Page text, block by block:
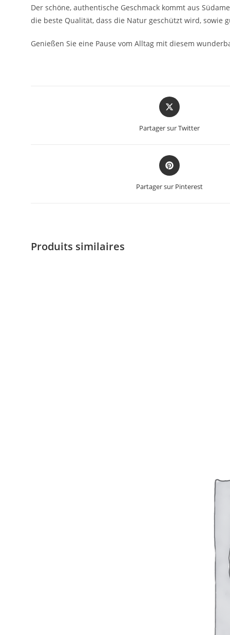
Der schöne, authentische Geschmack kommt aus
die beste Qualität, dass die Natur geschützt wird, sowie
Genießen Sie eine Pause vom Alltag mit diesem
Partager sur Twitter
Partager sur Pinterest
Produits similaires